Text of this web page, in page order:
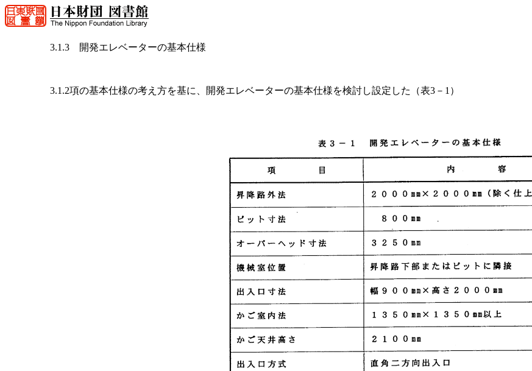
3.1.3 開発エレベーターの基本仕様
3.1.2項の基本仕様の考え方を基に、開発エレベーターの基本仕様を検討し設定した（表3－1）